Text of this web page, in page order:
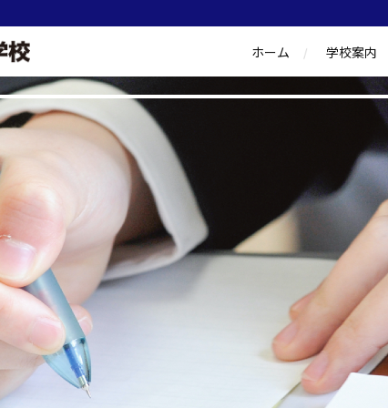
ホーム 学校案内